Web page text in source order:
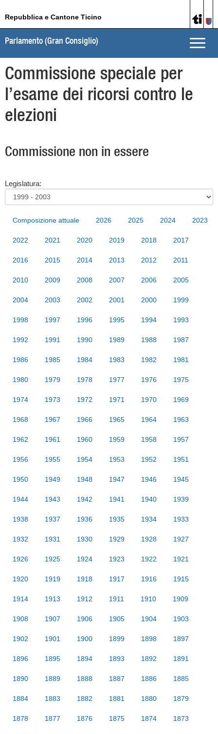
Repubblica e Cantone Ticino
Toggle
Parlamento (Gran Consiglio)
Commissione speciale per
l’esame dei ricorsi contro le
elezioni
Commissione non in essere
Legislatura:
Composizione attuale 2026 2025 2024 2023
2022 2021 2020 2019 2018 2017
2016 2015 2014 2013 2012 2011
2010 2009 2008 2007 2006 2005
2004 2003 2002 2001 2000 1999
1998 1997 1996 1995 1994 1993
1992 1991 1990 1989 1988 1987
1986 1985 1984 1983 1982 1981
1980 1979 1978 1977 1976 1975
1974 1973 1972 1971 1970 1969
1968 1967 1966 1965 1964 1963
1962 1961 1960 1959 1958 1957
1956 1955 1954 1953 1952 1951
1950 1949 1948 1947 1946 1945
1944 1943 1942 1941 1940 1939
1938 1937 1936 1935 1934 1933
1932 1931 1930 1929 1928 1927
1926 1925 1924 1923 1922 1921
1920 1919 1918 1917 1916 1915
1914 1913 1912 1911 1910 1909
1908 1907 1906 1905 1904 1903
1902 1901 1900 1899 1898 1897
1896 1895 1894 1893 1892 1891
1890 1889 1888 1887 1886 1885
1884 1883 1882 1881 1880 1879
1878 1877 1876 1875 1874 1873